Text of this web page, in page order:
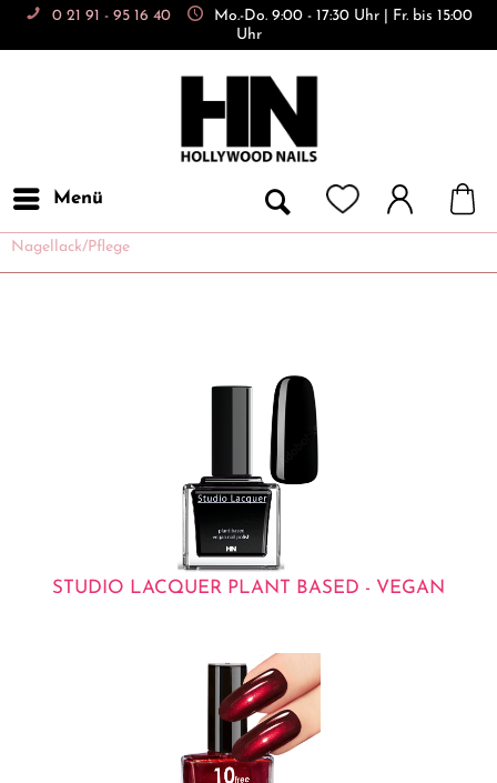
0 21 91 - 95 16 40
Mo.-Do. 9:00 - 17:30 Uhr | Fr. bis 15:00
Uhr
Menü
Nagellack/Pflege
STUDIO LACQUER PLANT BASED - VEGAN